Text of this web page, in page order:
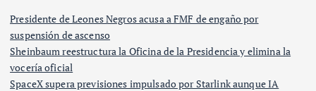
Presidente de Leones Negros acusa a FMF de engaño por
suspensión de ascenso
Sheinbaum reestructura la Oficina de la Presidencia y elimina la
vocería oficial
SpaceX supera previsiones impulsado por Starlink aunque IA